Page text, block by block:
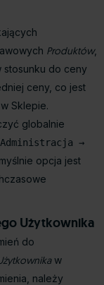
Produktów,
do ceny
ceny, co jest
Sklepie.
globalnie
Administracja →
opcja jest
Użytkownika
do
w
należy